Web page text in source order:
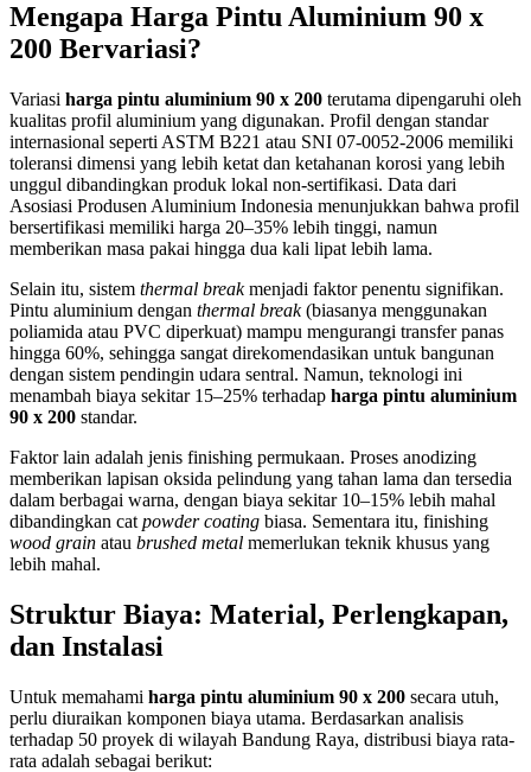
Mengapa Harga Pintu Aluminium 90 x
200 Bervariasi?
Variasi harga pintu aluminium 90 x 200 terutama dipengaruhi oleh
kualitas profil aluminium yang digunakan. Profil dengan standar
internasional seperti ASTM B221 atau SNI 07-0052-2006 memiliki
toleransi dimensi yang lebih ketat dan ketahanan korosi yang lebih
unggul dibandingkan produk lokal non-sertifikasi. Data dari
Asosiasi Produsen Aluminium Indonesia menunjukkan bahwa profil
bersertifikasi memiliki harga 20–35% lebih tinggi, namun
memberikan masa pakai hingga dua kali lipat lebih lama.
Selain itu, sistem thermal breakmenjadi faktor penentu signifikan.
Pintu aluminium dengan thermal break(biasanya menggunakan
poliamida atau PVC diperkuat) mampu mengurangi transfer panas
hingga 60%, sehingga sangat direkomendasikan untuk bangunan
dengan sistem pendingin udara sentral. Namun, teknologi ini
menambah biaya sekitar 15–25% terhadap harga pintu aluminium
90 x 200 standar.
Faktor lain adalah jenis finishing permukaan. Proses anodizing
memberikan lapisan oksida pelindung yang tahan lama dan tersedia
dalam berbagai warna, dengan biaya sekitar 10–15% lebih mahal
dibandingkan cat powder coating biasa. Sementara itu, finishing
wood grain atau brushed metal memerlukan teknik khusus yang
lebih mahal.
Struktur Biaya: Material, Perlengkapan,
dan Instalasi
Untuk memahami harga pintu aluminium 90 x 200 secara utuh,
perlu diuraikan komponen biaya utama. Berdasarkan analisis
terhadap 50 proyek di wilayah Bandung Raya, distribusi biaya rata-
rata adalah sebagai berikut: